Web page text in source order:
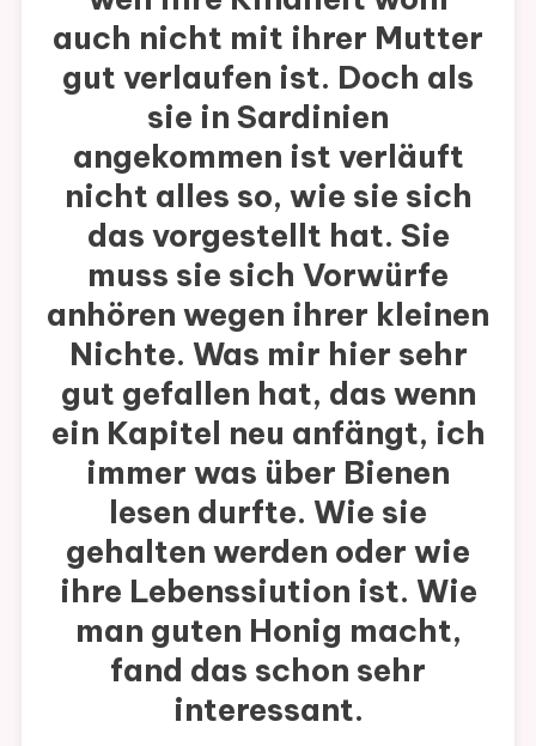
auch nicht mit ihrer Mutter
gut verlaufen ist. Doch als
sie in Sardinien
angekommen ist verläuft
nicht alles so, wie sie sich
das vorgestellt hat. Sie
muss sie sich Vorwürfe
anhören wegen ihrer kleinen
Nichte. Was mir hier sehr
gut gefallen hat, das wenn
ein Kapitel neu anfängt, ich
immer was über Bienen
lesen durfte. Wie sie
gehalten werden oder wie
ihre Lebenssiution ist. Wie
man guten Honig macht,
fand das schon sehr
interessant.